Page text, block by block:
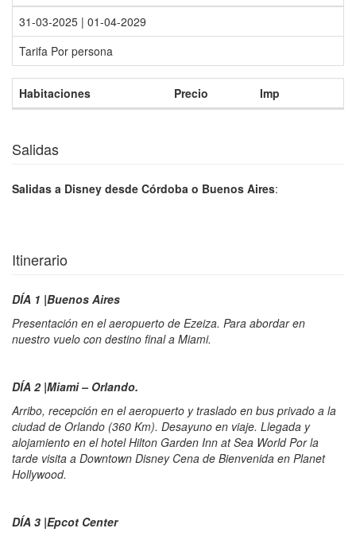
31-03-2025 | 01-04-2029
Tarifa Por persona
Habitaciones Precio Imp
Salidas
Salidas a Disney desde Córdoba o Buenos Aires:
Itinerario
DÍA 1 |Buenos Aires
Presentación en el aeropuerto de Ezeiza. Para abordar en
nuestro vuelo con destino final a Miami.
DÍA 2 |Miami – Orlando.
Arribo, recepción en el aeropuerto y traslado en bus privado a la
ciudad de Orlando (360 Km). Desayuno en viaje. Llegada y
alojamiento en el hotel Hilton Garden Inn at Sea World Por la
tarde visita a Downtown Disney Cena de Bienvenida en Planet
Hollywood.
DÍA 3 |Epcot Center